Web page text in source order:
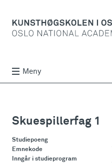
Meny
Skuespillerfag 1
Studiepoeng
Emnekode
Inngår i studieprogram